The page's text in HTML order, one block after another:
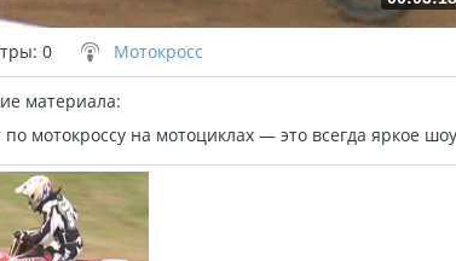
: 0 Мотокросс
материала:
мотокроссу на мотоциклах — это всегда яркое